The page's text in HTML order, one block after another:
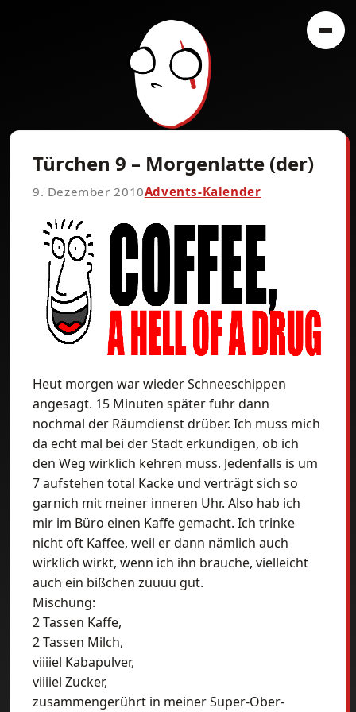
Türchen 9 – Morgenlatte (der)
9. Dezember 2010Advents-Kalender
Heut morgen war wieder Schneeschippen
angesagt. 15 Minuten später fuhr dann
nochmal der Räumdienst drüber. Ich muss mich
da echt mal bei der Stadt erkundigen, ob ich
den Weg wirklich kehren muss. Jedenfalls is um
7 aufstehen total Kacke und verträgt sich so
garnich mit meiner inneren Uhr. Also hab ich
mir im Büro einen Kaffe gemacht. Ich trinke
nicht oft Kaffee, weil er dann nämlich auch
wirklich wirkt, wenn ich ihn brauche, vielleicht
auch ein bißchen zuuuu gut.
Mischung:
2 Tassen Kaffe,
2 Tassen Milch,
viiiiel Kabapulver,
viiiiel Zucker,
zusammengerührt in meiner Super-Ober-